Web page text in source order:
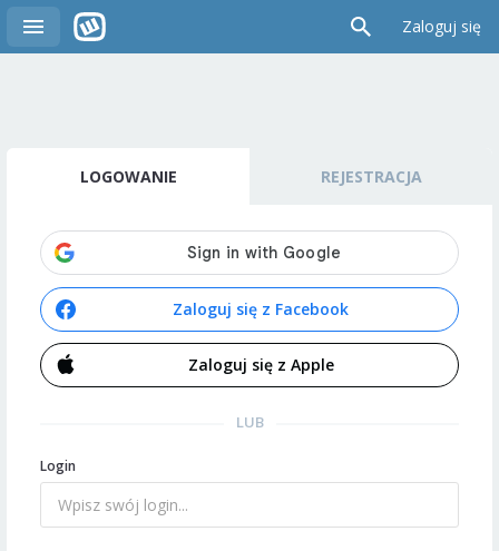
Zaloguj się
LOGOWANIE REJESTRACJA
Zaloguj się z Facebook
Zaloguj się z Apple
LUB
Login